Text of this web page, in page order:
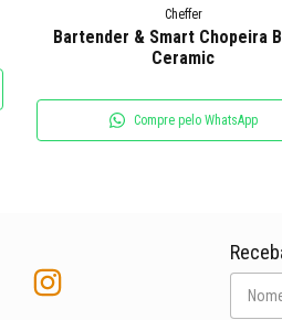
Cheffer
Bartender & Smart Chopeira
Ceramic
Compre pelo WhatsApp